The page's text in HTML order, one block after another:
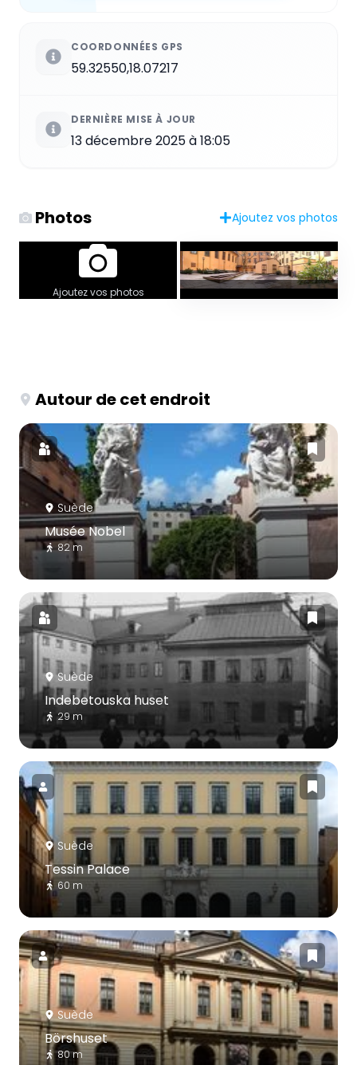
COORDONNÉES GPS
59.32550,18.07217
DERNIÈRE MISE À JOUR
13 décembre 2025 à 18:05
Photos Ajoutez vos photos
Ajoutez vos photos
Autour de cet endroit
Suède
Musée Nobel
82 m
Suède
Indebetouska huset
29 m
Suède
Tessin Palace
60 m
Suède
Börshuset
80 m